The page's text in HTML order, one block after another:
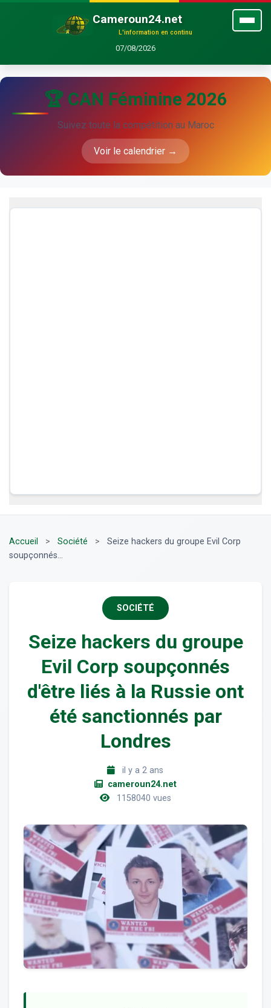
Cameroun24.net
L'information en continu
07/08/2026
🏆 CAN Féminine 2026
Suivez toute la compétition au Maroc
Voir le calendrier →
Accueil > Société >
Seize hackers du groupe Evil Corp
soupçonnés...
SOCIÉTÉ
Seize hackers du groupe
Evil Corp soupçonnés
d'être liés à la Russie ont
été sanctionnés par
Londres
il y a 2 ans
cameroun24.net
1158040 vues